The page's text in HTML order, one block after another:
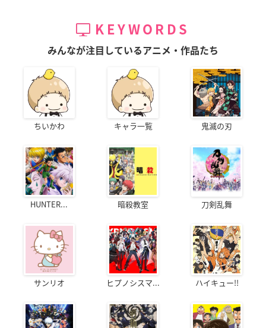
KEYWORDS
みんなが注目しているアニメ・作品たち
ちいかわ キャラ一覧 鬼滅の刃
HUNTER... 暗殺教室 刀剣乱舞
サンリオ ヒプノシスマ... ハイキュー!!